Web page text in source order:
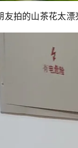
的山茶花太漂